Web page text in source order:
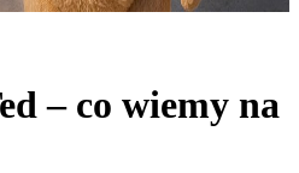
– co wiemy na